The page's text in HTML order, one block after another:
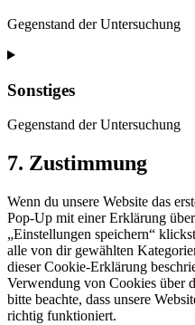
Gegenstand der Untersuchung
Consent
service
Sonstiges
Gegenstand der Untersuchung
Consent
to
sonstiges
7. Zustimmung
Wenn du unsere Website das
Pop-Up mit einer Erklärung
„Einstellungen speichern“
alle von dir gewählten
dieser Cookie-Erklärung
Verwendung von Cookies über
bitte beachte, dass unsere
richtig funktioniert.